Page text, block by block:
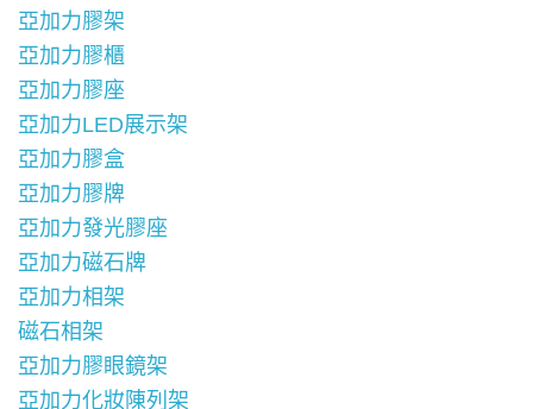
亞加力膠架
亞加力膠櫃
亞加力膠座
亞加力LED展示架
亞加力膠盒
亞加力膠牌
亞加力發光膠座
亞加力磁石牌
亞加力相架
磁石相架
亞加力膠眼鏡架
亞加力化妝陳列架